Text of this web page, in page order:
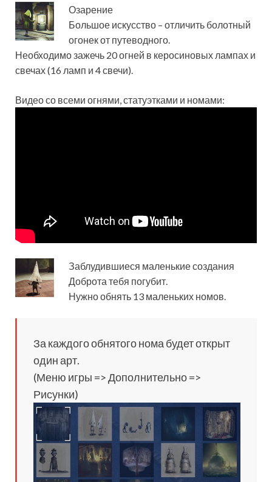
Озарение
Большое искусство – отличить болотный
огонек от путеводного.
Необходимо зажечь 20 огней в керосиновых лампах и
свечах (16 ламп и 4 свечи).
Видео со всеми огнями, статуэтками и номами:
Заблудившиеся маленькие создания
Доброта тебя погубит.
Нужно обнять 13 маленьких номов.
За каждого обнятого нома будет открыт
один арт.
(Меню игры => Дополнительно =>
Рисунки)